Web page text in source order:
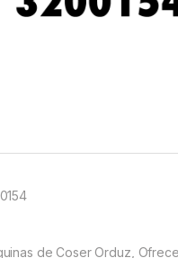
de Coser Orduz,